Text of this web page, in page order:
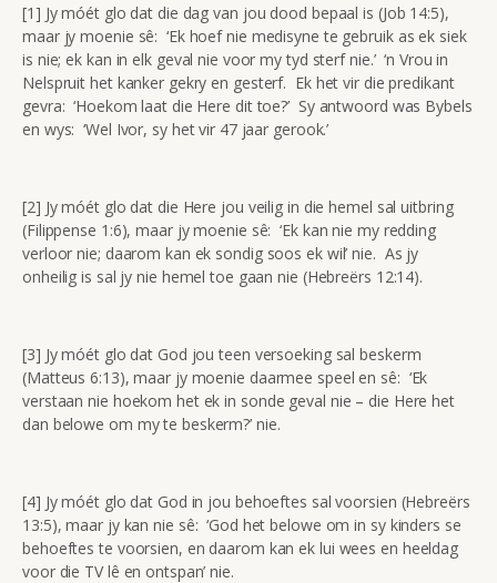
[1] Jy móét glo dat die dag van jou dood bepaal is (Job 14:5),
maar jy moenie sê: ‘Ek hoef nie medisyne te gebruik as ek siek
is nie; ek kan in elk geval nie voor my tyd sterf nie.’ ‘n Vrou in
Nelspruit het kanker gekry en gesterf. Ek het vir die predikant
gevra: ‘Hoekom laat die Here dit toe?’ Sy antwoord was Bybels
en wys: ‘Wel Ivor, sy het vir 47 jaar gerook.’
[2] Jy móét glo dat die Here jou veilig in die hemel sal uitbring
(Filippense 1:6), maar jy moenie sê: ‘Ek kan nie my redding
verloor nie; daarom kan ek sondig soos ek wil’ nie. As jy
onheilig is sal jy nie hemel toe gaan nie (Hebreërs 12:14).
[3] Jy móét glo dat God jou teen versoeking sal beskerm
(Matteus 6:13), maar jy moenie daarmee speel en sê: ‘Ek
verstaan nie hoekom het ek in sonde geval nie – die Here het
dan belowe om my te beskerm?’ nie.
[4] Jy móét glo dat God in jou behoeftes sal voorsien (Hebreërs
13:5), maar jy kan nie sê: ‘God het belowe om in sy kinders se
behoeftes te voorsien, en daarom kan ek lui wees en heeldag
voor die TV lê en ontspan’ nie.